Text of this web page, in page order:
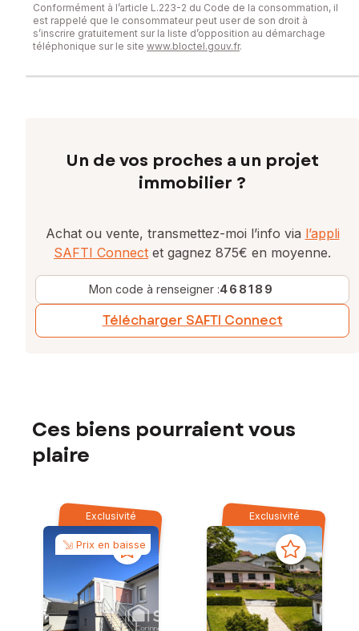
Conformément à l’article L.223-2 du Code de la consommation, il
est rappelé que le consommateur peut user de son droit à
s’inscrire gratuitement sur la liste d’opposition au démarchage
téléphonique sur le site www.bloctel.gouv.fr.
Un de vos proches a un projet
immobilier ?
Achat ou vente, transmettez-moi l’info via l’appli
SAFTI Connect et gagnez 875€ en moyenne.
Mon code à renseigner :468189
Télécharger SAFTI Connect
Ces biens pourraient vous
plaire
Exclusivité
Prix en baisse
Exclusivité